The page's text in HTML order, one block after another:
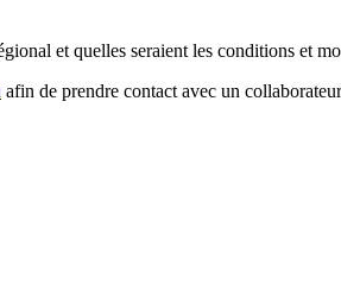
et quelles seraient les conditions et
afin de prendre contact avec un